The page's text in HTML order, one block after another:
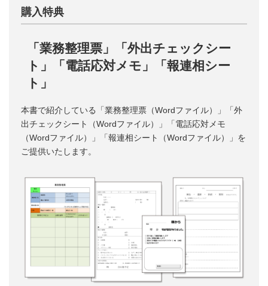
購入特典
「業務整理票」「外出チェックシー
ト」「電話応対メモ」「報連相シー
ト」
本書で紹介している「業務整理票（Wordファイル）」「外
出チェックシート（Wordファイル）」「電話応対メモ
（Wordファイル）」「報連相シート（Wordファイル）」を
ご提供いたします。